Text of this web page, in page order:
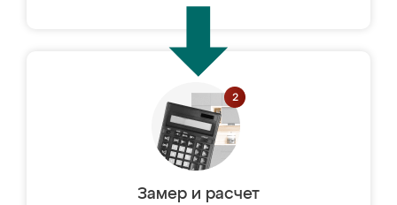
Замер и расчет